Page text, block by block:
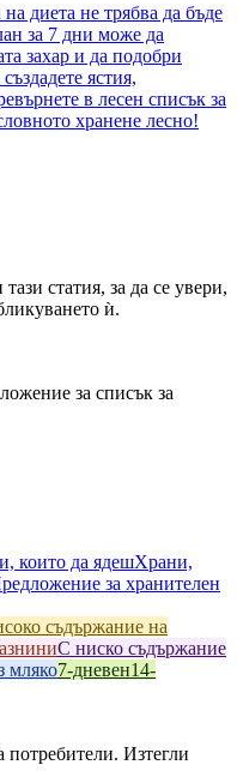
диета не трябва да бъде
за 7 дни може да
захар и да подобри
ястия,
в лесен списък за
хранене лесно!
статия, за да се увери,
ѝ.
за списък за
които да ядешХрани,
за хранителен
съдържание на
С ниско съдържание
мляко7-дневен14-
Изтегли